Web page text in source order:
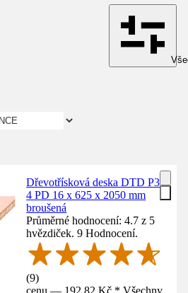
Dřevotřísková deska DTD P3
4 PD 16 x 625 x 2050 mm
broušená
Průměrné hodnocení: 4.7 z 5
hvězdiček. 9 Hodnocení.
(9)
cenu — 192,82 Kč * Všechny